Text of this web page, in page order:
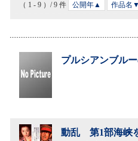
（ 1 - 9 ）/ 9 件 公開年▲ 作品名▼
プルシアンブルー
動乱 第1部海峡